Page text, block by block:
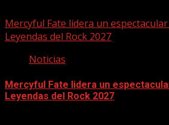
Mercyful Fate lidera un
Leyendas del Rock 2027
Noticias
Mercyful Fate lidera un
Leyendas del Rock 2027